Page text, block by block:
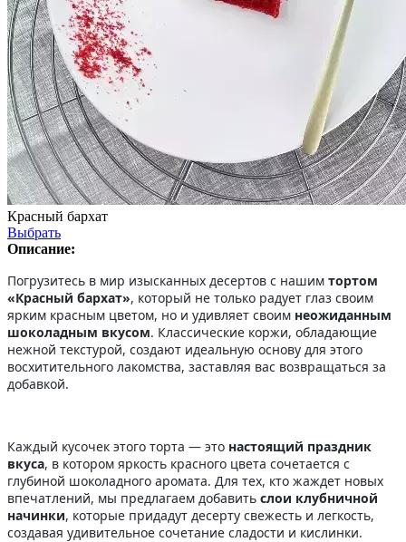
Красный бархат
Выбрать
Описание:
Погрузитесь в мир изысканных десертов с нашим тортом
«Красный бархат», который не только радует глаз своим
ярким красным цветом, но и удивляет своим неожиданным
шоколадным вкусом. Классические коржи, обладающие
нежной текстурой, создают идеальную основу для этого
восхитительного лакомства, заставляя вас возвращаться за
добавкой.
Каждый кусочек этого торта — это настоящий праздник
вкуса, в котором яркость красного цвета сочетается с
глубиной шоколадного аромата. Для тех, кто жаждет новых
впечатлений, мы предлагаем добавить слои клубничной
начинки, которые придадут десерту свежесть и легкость,
создавая удивительное сочетание сладости и кислинки.